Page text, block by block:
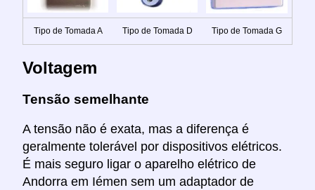
Tipo de Tomada A Tipo de Tomada D Tipo de Tomada G
Voltagem
Tensão semelhante
A tensão não é exata, mas a diferença é
geralmente tolerável por dispositivos elétricos.
É mais seguro ligar o aparelho elétrico de
Andorra em Iémen sem um adaptador de